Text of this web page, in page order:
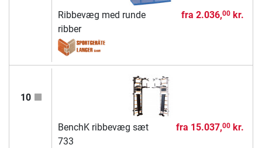
Ribbevæg med runde
ribber
fra 2.036,00kr.
10
BenchK ribbevæg sæt
733
fra 15.037,00kr.